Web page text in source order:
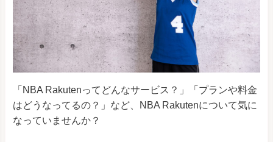
「NBA Rakutenってどんなサービス？」「プランや料金
はどうなってるの？」など、NBA Rakutenについて気に
なっていませんか？